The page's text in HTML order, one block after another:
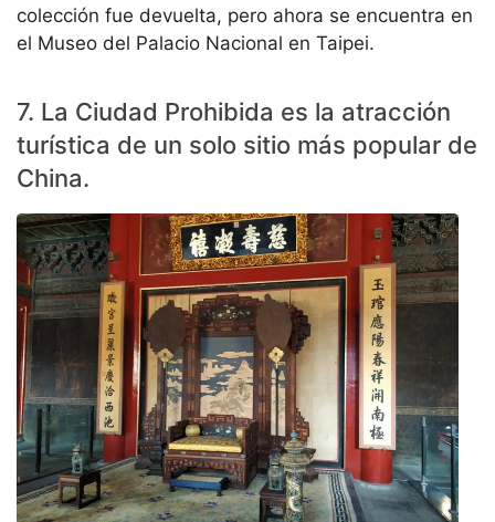
colección fue devuelta, pero ahora se encuentra en
el Museo del Palacio Nacional en Taipei.
7. La Ciudad Prohibida es la atracción
turística de un solo sitio más popular de
China.